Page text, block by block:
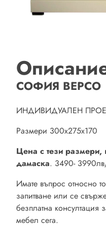
СОФИЯ ВЕРСО
ИНДИВИДУАЛЕН
Размери 300х275х170
Цена с тези размери,
дамаска. 3490-
Имате въпрос относно
запитване или се
безплатна консултация
мебел сега.